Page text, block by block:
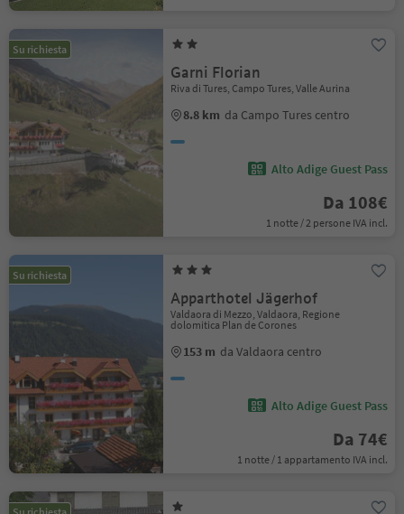
Su richiesta
Garni Florian
Riva di Tures, Campo Tures, Valle Aurina
8.8 km da Campo Tures centro
Alto Adige Guest Pass
Da 108€
1 notte / 2 persone IVA incl.
Su richiesta
Apparthotel Jägerhof
Valdaora di Mezzo, Valdaora, Regione
dolomitica Plan de Corones
153 m da Valdaora centro
Alto Adige Guest Pass
Da 74€
1 notte / 1 appartamento IVA incl.